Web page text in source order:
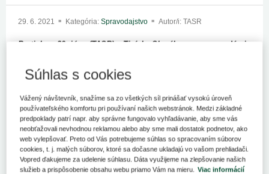
29. 6. 2021 Kategória: Spravodajstvo Autor/i: TASR
Bratislava 29. júna (TASR) – Tisícky Slovákov sa pre pandémiu
to z dát zdravotnej poisťovne (ZP) Dôvera o uhradenej
zdravotnej starostlivosti v roku 2020, ktoré v utorok predstavil
súkromnej zdravotnej poisťovne Marián Faktor.
Poukázal na to, že kým v roku 2019 lekári diagnostikovali
onkologické ochorenie každý mesiac v priemere 858 poistencom
súkromnej zdravotnej poisťovne, počas prvej vlny pandémie
diagnostikovali mesačne 543 nových prípadov. Mesačný priemer
nových pacientov s rakovinou v druhej vlne bol 700.„Na základe
Súhlas s cookies
Vážený návštevník, snažíme sa zo všetkých síl prinášať vysokú úroveň
používateľského komfortu pri používaní našich webstránok. Medzi základné
predpoklady patrí napr. aby správne fungovalo vyhľadávanie, aby sme vás
neobťažovali nevhodnou reklamou alebo aby sme mali dostatok podnetov, ako
web vylepšovať. Preto od Vás potrebujeme súhlas so spracovaním súborov
cookies, t. j. malých súborov, ktoré sa dočasne ukladajú vo vašom prehliadači.
Vopred ďakujeme za udelenie súhlasu. Dáta využijeme na zlepšovanie našich
služieb a prispôsobenie obsahu webu priamo Vám na mieru. Viac informácií